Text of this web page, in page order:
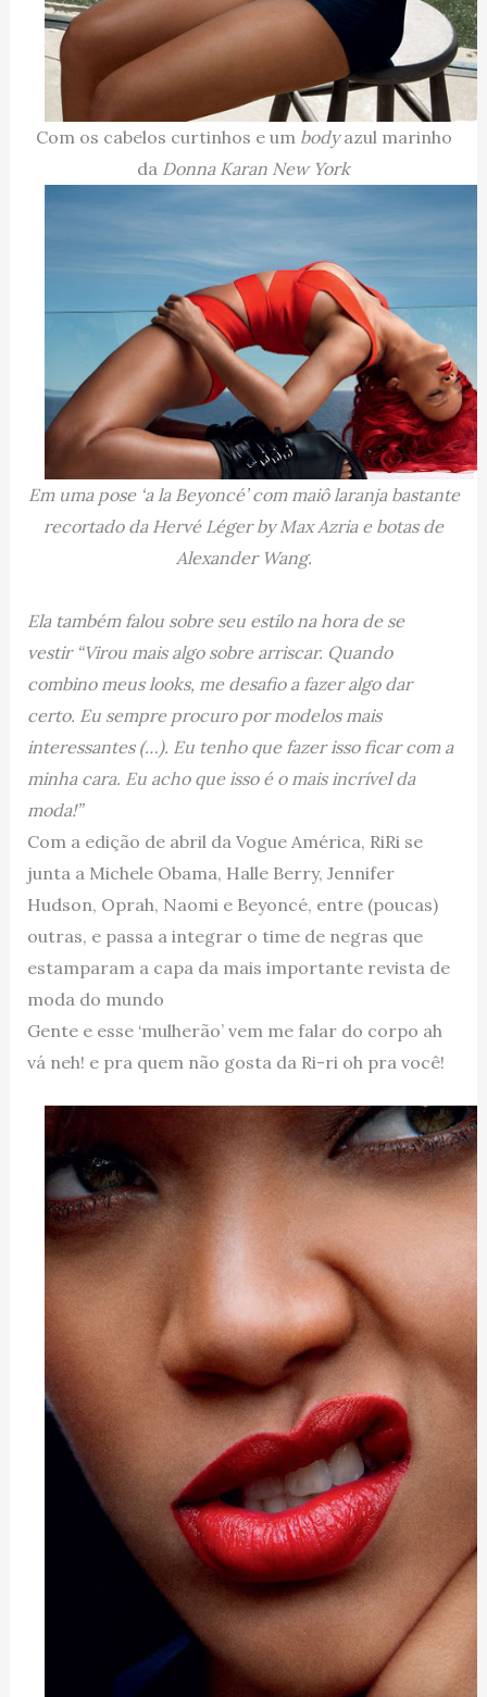
Com os cabelos curtinhos e um bodyazul marinho
da Donna Karan New York
Em uma pose ‘a la Beyoncé’ com maiô laranja bastante
recortado da Hervé Léger by Max Azriae botas de
Alexander Wang.
Ela também falou sobre seu estilo na hora de se
vestir “Virou mais algo sobre arriscar. Quando
combino meus looks, me desafio a fazer algo dar
certo. Eu sempre procuro por modelos mais
interessantes (…). Eu tenho que fazer isso ficar com a
minha cara. Eu acho que isso é o mais incrível da
moda!”
Com a edição de abril da Vogue América, RiRi se
junta a Michele Obama, Halle Berry, Jennifer
Hudson, Oprah, Naomi e Beyoncé, entre (poucas)
outras, e passa a integrar o time de negras que
estamparam a capa da mais importante revista de
moda do mundo
Gente e esse ‘mulherão’ vem me falar do corpo ah
vá neh! e pra quem não gosta da Ri-ri oh pra você!